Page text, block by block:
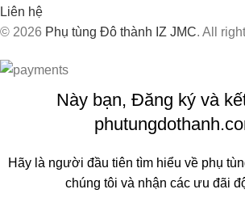
Liên hệ
© 2026 Phụ tùng Đô thành IZ JMC. All
Này bạn, Đăng ký và
Hãy là người đầu tiên tìm hiểu về phụ
chúng tôi và nhận các ưu đãi